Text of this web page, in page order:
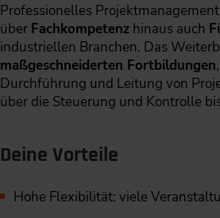
Professionelles
über Fachkompetenzhinaus auch
industriellen Branchen. Das
maßgeschneiderten Fortbildungen
Durchführung und Leitung von
über die Steuerung und Kontrolle
Deine Vorteile
Hohe Flexibilität: viele